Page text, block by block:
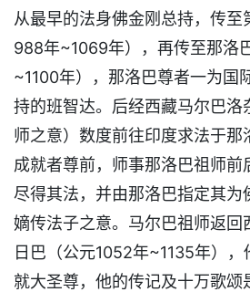
从最早的法身佛金刚总持，传至
988年~1069年），再传至那洛
~1100年），那洛巴尊者一为国
持的班智达。后经西藏马尔巴洛
师之意）数度前往印度求法于那
成就者尊前，师事那洛巴祖师前
尽得其法，并由那洛巴指定其为
嫡传法子之意。马尔巴祖师返回
日巴（公元1052年~1135年）
就大圣尊，他的传记及十万歌颂